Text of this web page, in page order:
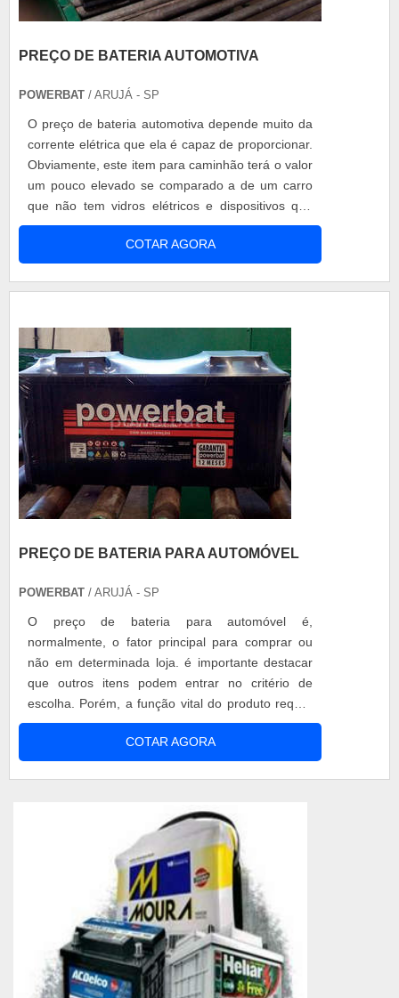
PREÇO DE BATERIA AUTOMOTIVA
POWERBAT / ARUJÁ - SP
O preço de bateria automotiva depende muito da
corrente elétrica que ela é capaz de proporcionar.
Obviamente, este item para caminhão terá o valor
um pouco elevado se comparado a de um carro
que não tem vidros elétricos e dispositivos que
possam fazer o uso da mesma. Em todo o caso, o
ideal é comprar com fabricante que ofereça um
teto justo e ofereça garantias. Veículos em que o
COTAR AGORA
PREÇO DE BATERIA PARA AUTOMÓVEL
POWERBAT / ARUJÁ - SP
O preço de bateria para automóvel é,
normalmente, o fator principal para comprar ou
não em determinada loja. é importante destacar
que outros itens podem entrar no critério de
escolha. Porém, a função vital do produto requer
que o motorista tenha muita atenção na hora da
escolha. Este item faz parte de um complexo
sistema que, de maneira simplificada, é
COTAR AGORA